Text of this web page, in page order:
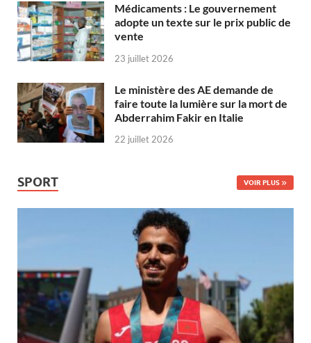
Médicaments : Le gouvernement
adopte un texte sur le prix public de
vente
23 juillet 2026
Le ministère des AE demande de
faire toute la lumière sur la mort de
Abderrahim Fakir en Italie
22 juillet 2026
SPORT VOIR PLUS